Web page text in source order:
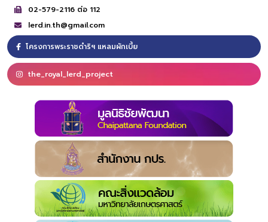
02-579-2116 ต่อ 112
lerd.in.th@gmail.com
โครงการพระราชดำริฯ แหลมผักเบี้ย
the_royal_lerd_project